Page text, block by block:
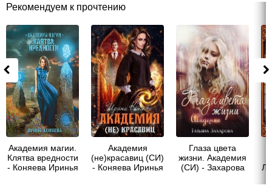
Рекомендуем к прочтению
Академия магии.
Клятва вредности
- Коняева Иринья
Академия
(не)красавиц (СИ)
- Коняева Иринья
Глаза цвета
жизни. Академия
(СИ) - Захарова